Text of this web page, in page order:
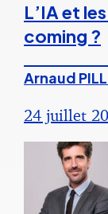
L’IA et
coming ?
Arnaud
24 juillet